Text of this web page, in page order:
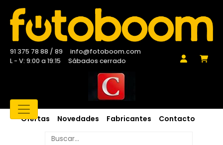
91 375 78 88 / 89
info@fotoboom.com
L - V: 9:00 a 19:15
Sábados cerrado
Ofertas Novedades Fabricantes Contacto